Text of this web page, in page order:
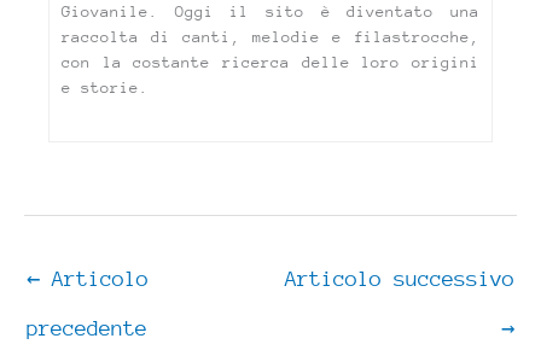
Giovanile. Oggi il sito è diventato una
raccolta di canti, melodie e filastrocche,
con la costante ricerca delle loro origini
e storie.
← Articolo
precedente
Articolo successivo
→